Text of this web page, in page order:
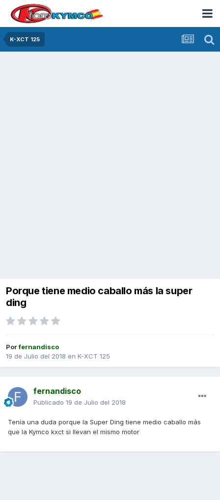
K-XCT 125
Porque tiene medio caballo más la super
ding
Porfernandisco
19 de Julio del 2018 en K-XCT 125
fernandisco
Publicado 19 de Julio del 2018
Tenía una duda porque la Super Ding tiene medio caballo más
que la Kymco kxct si llevan el mismo motor